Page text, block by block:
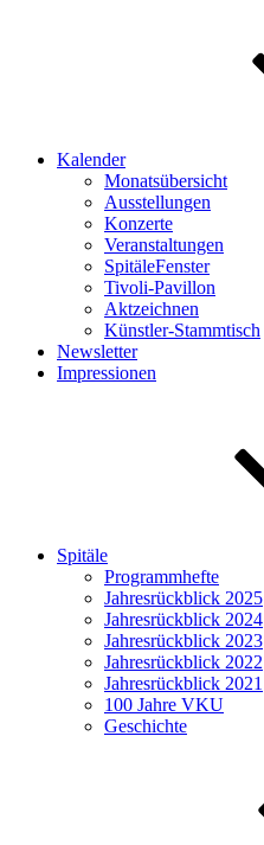
Kalender
Monatsübersicht
Ausstellungen
Konzerte
Veranstaltungen
SpitäleFenster
Tivoli-Pavillon
Aktzeichnen
Künstler-Stammtisch
Newsletter
Impressionen
Spitäle
Programmhefte
Jahresrückblick 2025
Jahresrückblick 2024
Jahresrückblick 2023
Jahresrückblick 2022
Jahresrückblick 2021
100 Jahre VKU
Geschichte